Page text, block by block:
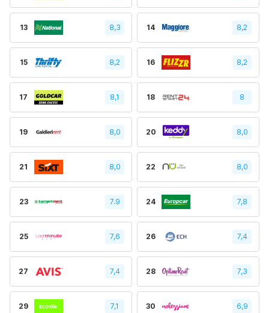
13 8,3 14 8,2
15 8,2 16 8,2
17 8,1 18 8
19 8,0 20 8,0
21 8,0 22 8,0
23 7.9 24 7,8
25 7,6 26 7,4
27 7,4 28 7,3
29 7,1 30 6,9